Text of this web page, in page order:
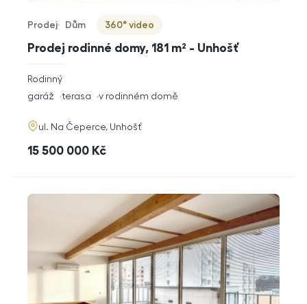
Prodej rodinné domy, 181 m² - Unhošť
Typ nabídky
Prodej
Typ nemovitosti
Dům
Virtuální prohlídka
360° video
rozměry
dispozice
Rodinný
funkce
garáž terasa v rodinném domě
adresa
ul. Na Čeperce, Unhošť
cena
15 500 000 Kč